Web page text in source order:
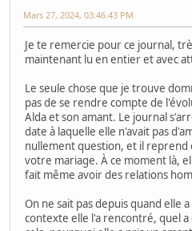
Mars 27, 2024, 03:46:43 PM
Je te remercie pour ce journal,
maintenant lu en entier et avec
Le seule chose que je trouve
pas de se rendre compte de
Alda et son amant. Le journal
date à laquelle elle n'avait pas
nullement question, et il reprend
votre mariage. À ce moment là,
fait même avoir des relations
On ne sait pas depuis quand elle
contexte elle l'a rencontré, quel